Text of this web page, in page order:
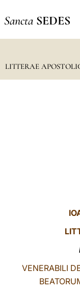
Sancta SEDES
LITTERAE
VENERABILI